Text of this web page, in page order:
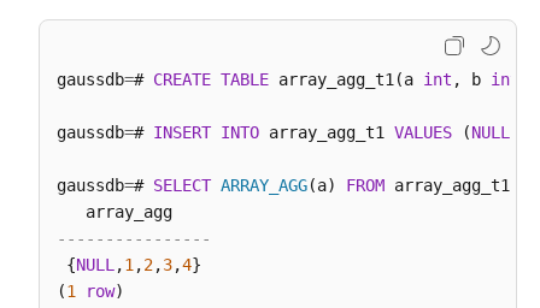
操
符
字
处
理
函
数
gaussdb=# CREATE TABLE array_agg_t1(a int , b int
gaussdb=# INSERT INTO array_agg_t1 VALUES (NULL
gaussdb=# SELECT ARRAY_AGG(a) FROM array_agg_t1;
----------------
{NULL ,1 ,2,3,4}
(1 row)